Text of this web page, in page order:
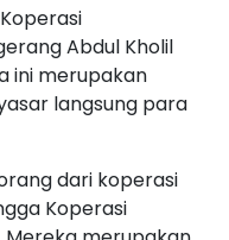
Abdul Kholil
ini merupakan
langsung para
dari koperasi
Koperasi